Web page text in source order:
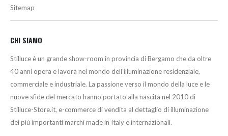
Sitemap
CHI SIAMO
Stilluce è un grande show-room in provincia di Bergamo che da oltre
40 anni opera e lavora nel mondo dell’illuminazione residenziale,
commerciale e industriale. La passione verso il mondo della luce e le
nuove sfide del mercato hanno portato alla nascita nel 2010 di
Stilluce-Store.it, e-commerce di vendita al dettaglio di illuminazione
dei più importanti marchi made in Italy e internazionali.